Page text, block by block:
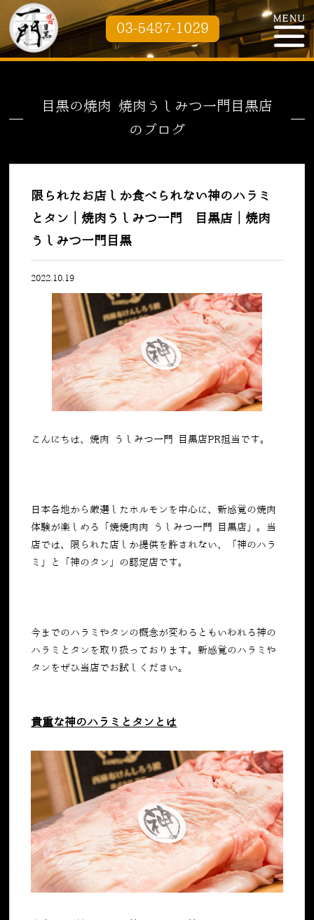
03-5487-1029
目黒の焼肉 焼肉うしみつ一門目黒店
のブログ
限られたお店しか食べられない神のハラミ
とタン｜焼肉うしみつ一門 目黒店｜焼肉
うしみつ一門目黒
2022.10.19
こんにちは、焼肉 うしみつ一門 目黒店PR担当です。
日本各地から厳選したホルモンを中心に、新感覚の焼肉
体験が楽しめる「焼焼⾁肉 うしみつ⼀⾨ ⽬⿊店」。当
店では、限られた店しか提供を許されない、「神のハラ
ミ」と「神のタン」の認定店です。
今までのハラミやタンの概念が変わるともいわれる神の
ハラミとタンを取り扱っております。新感覚のハラミや
タンをぜひ当店でお試しください。
貴重な神のハラミとタンとは